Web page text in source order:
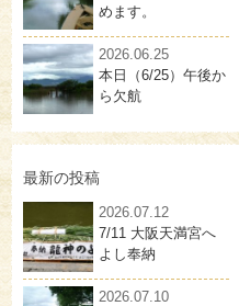
めます。
2026.06.25
本日（6/25）午後か
ら欠航
最新の投稿
2026.07.12
7/11 大阪天満宮へ
よし奉納
2026.07.10